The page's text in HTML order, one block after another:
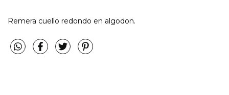
Remera cuello redondo en algodon.